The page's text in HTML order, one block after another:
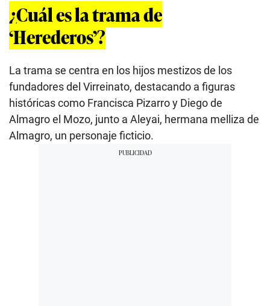
¿Cuál es la trama de
‘Herederos’?
La trama se centra en los hijos mestizos de los
fundadores del Virreinato, destacando a figuras
históricas como Francisca Pizarro y Diego de
Almagro el Mozo, junto a Aleyai, hermana melliza de
Almagro, un personaje ficticio.